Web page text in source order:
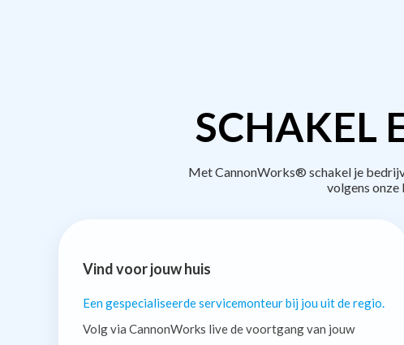
SCHAKEL
Met CannonWorks® schakel je
volgens
Vind voor jouw huis
Een gespecialiseerde servicemonteur bij jou uit de regio.
Volg via CannonWorks live de voortgang van jouw